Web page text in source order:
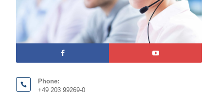
Phone:
+49 203 99269-0